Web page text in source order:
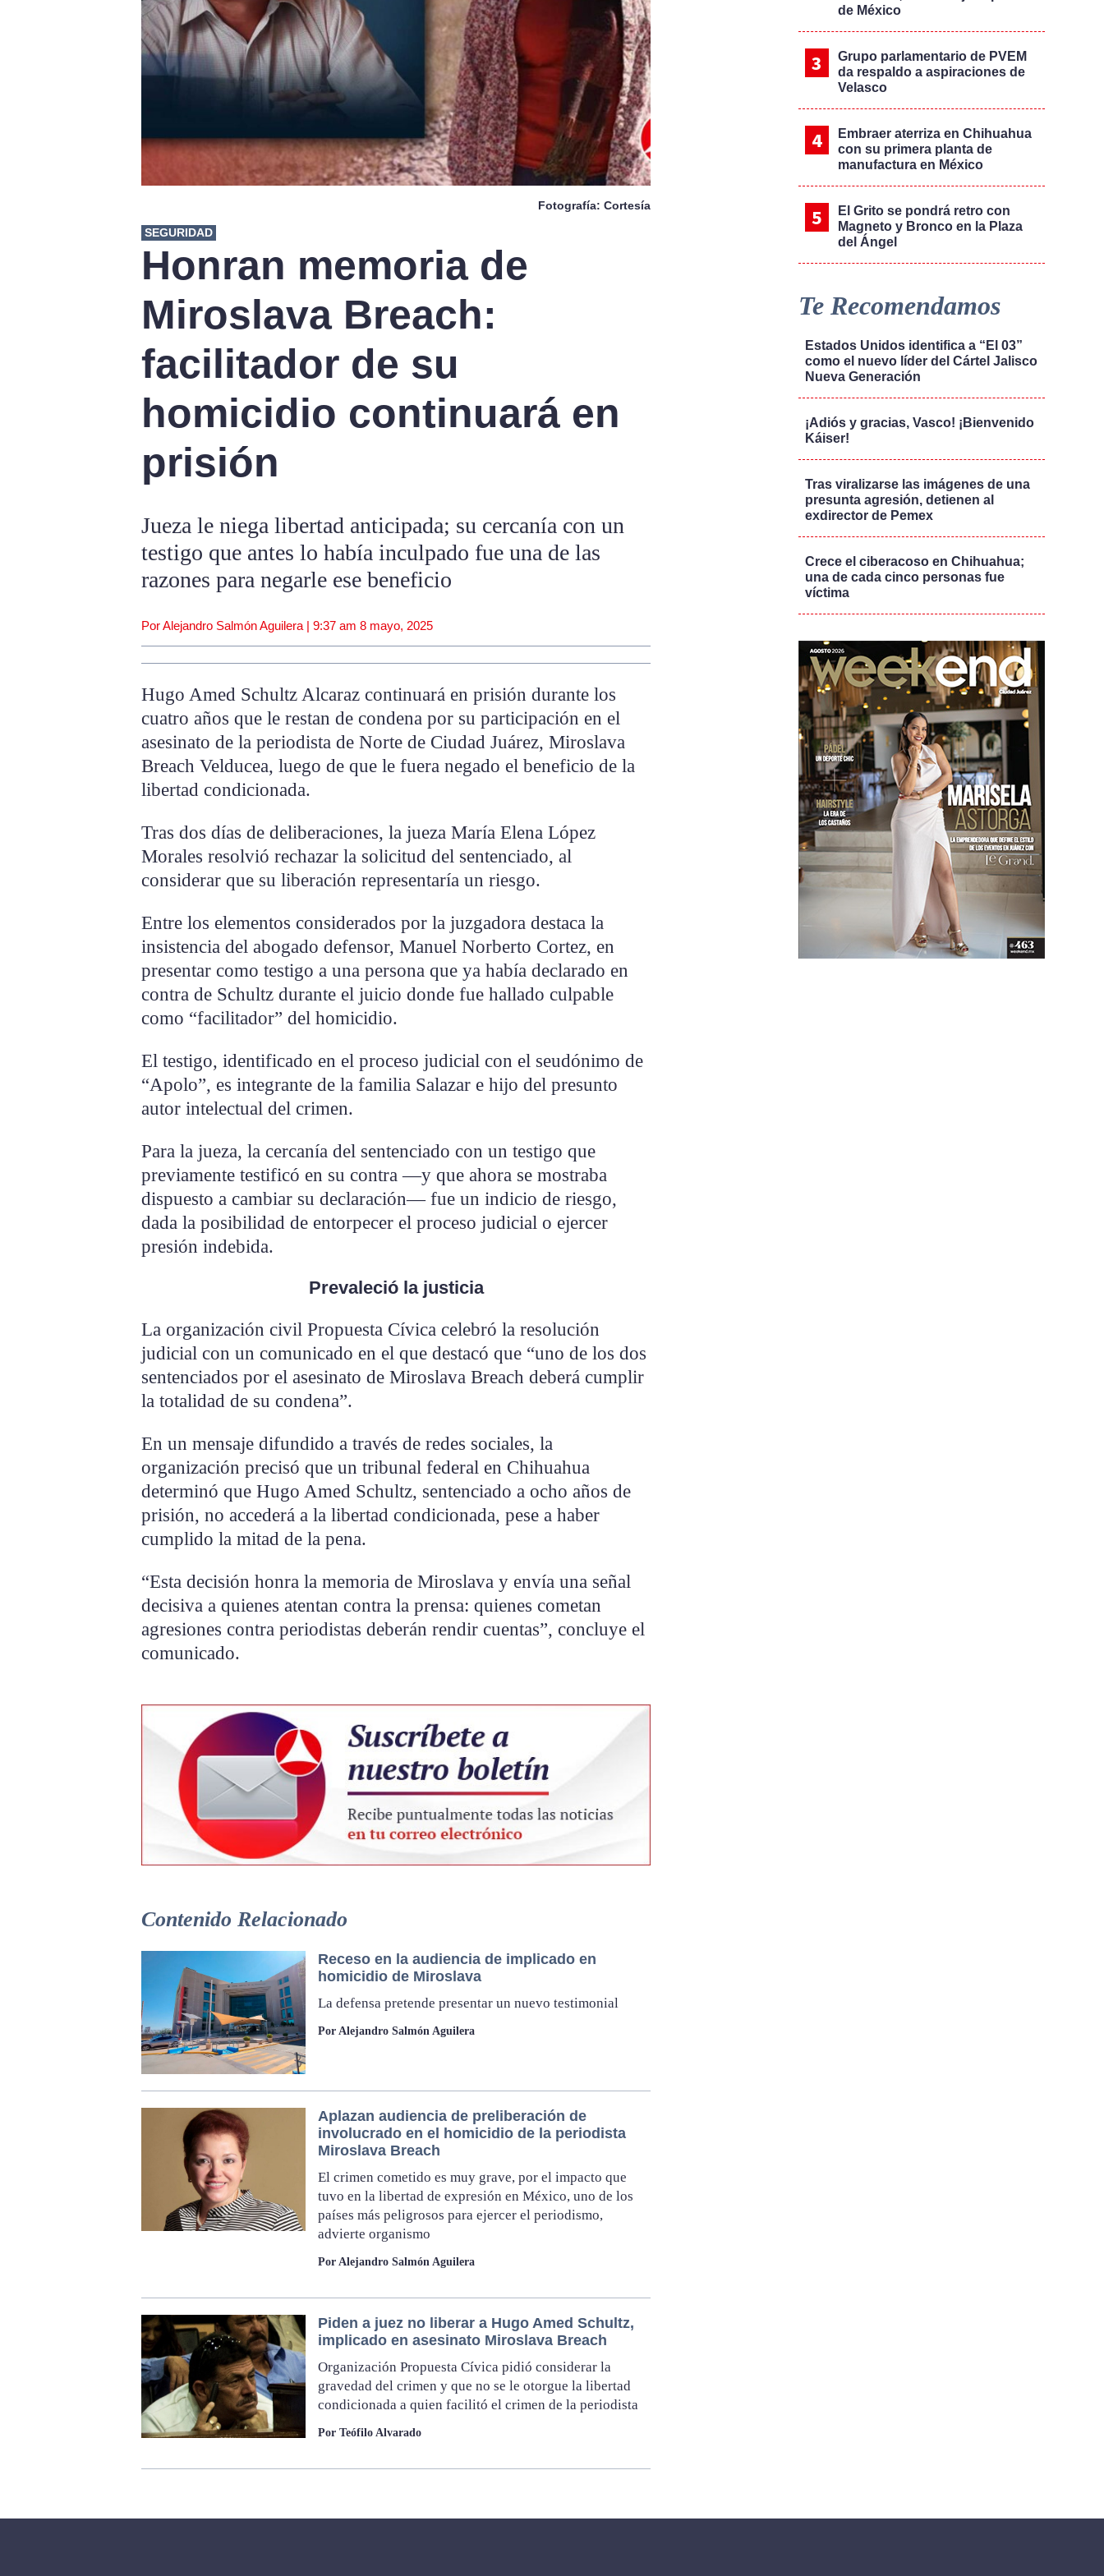
Fotografía: Cortesía
SEGURIDAD
Honran memoria de
Miroslava Breach:
facilitador de su
homicidio continuará en
prisión
Jueza le niega libertad anticipada; su cercanía con un
testigo que antes lo había inculpado fue una de las
razones para negarle ese beneficio
Por Alejandro Salmón Aguilera | 9:37 am 8 mayo, 2025
Hugo Amed Schultz Alcaraz continuará en prisión durante los
cuatro años que le restan de condena por su participación en el
asesinato de la periodista de Norte de Ciudad Juárez, Miroslava
Breach Velducea, luego de que le fuera negado el beneficio de la
libertad condicionada.
Tras dos días de deliberaciones, la jueza María Elena López
Morales resolvió rechazar la solicitud del sentenciado, al
considerar que su liberación representaría un riesgo.
Entre los elementos considerados por la juzgadora destaca la
insistencia del abogado defensor, Manuel Norberto Cortez, en
presentar como testigo a una persona que ya había declarado en
contra de Schultz durante el juicio donde fue hallado culpable
como “facilitador” del homicidio.
El testigo, identificado en el proceso judicial con el seudónimo de
“Apolo”, es integrante de la familia Salazar e hijo del presunto
autor intelectual del crimen.
Para la jueza, la cercanía del sentenciado con un testigo que
previamente testificó en su contra —y que ahora se mostraba
dispuesto a cambiar su declaración— fue un indicio de riesgo,
dada la posibilidad de entorpecer el proceso judicial o ejercer
presión indebida.
Prevaleció la justicia
La organización civil Propuesta Cívica celebró la resolución
judicial con un comunicado en el que destacó que “uno de los dos
sentenciados por el asesinato de Miroslava Breach deberá cumplir
la totalidad de su condena”.
En un mensaje difundido a través de redes sociales, la
organización precisó que un tribunal federal en Chihuahua
determinó que Hugo Amed Schultz, sentenciado a ocho años de
prisión, no accederá a la libertad condicionada, pese a haber
cumplido la mitad de la pena.
“Esta decisión honra la memoria de Miroslava y envía una señal
decisiva a quienes atentan contra la prensa: quienes cometan
agresiones contra periodistas deberán rendir cuentas”, concluye el
comunicado.
Contenido Relacionado
Receso en la audiencia de implicado en
homicidio de Miroslava
La defensa pretende presentar un nuevo testimonial
Por Alejandro Salmón Aguilera
Aplazan audiencia de preliberación de
involucrado en el homicidio de la periodista
Miroslava Breach
El crimen cometido es muy grave, por el impacto que
tuvo en la libertad de expresión en México, uno de los
países más peligrosos para ejercer el periodismo,
advierte organismo
Por Alejandro Salmón Aguilera
Piden a juez no liberar a Hugo Amed Schultz,
implicado en asesinato Miroslava Breach
Organización Propuesta Cívica pidió considerar la
gravedad del crimen y que no se le otorgue la libertad
condicionada a quien facilitó el crimen de la periodista
Por Teófilo Alvarado
de México
Grupo parlamentario de PVEM
da respaldo a aspiraciones de
Velasco
Embraer aterriza en Chihuahua
con su primera planta de
manufactura en México
El Grito se pondrá retro con
Magneto y Bronco en la Plaza
del Ángel
Te Recomendamos
Estados Unidos identifica a “El 03”
como el nuevo líder del Cártel Jalisco
Nueva Generación
¡Adiós y gracias, Vasco! ¡Bienvenido
Káiser!
Tras viralizarse las imágenes de una
presunta agresión, detienen al
exdirector de Pemex
Crece el ciberacoso en Chihuahua;
una de cada cinco personas fue
víctima